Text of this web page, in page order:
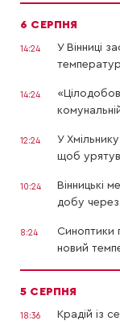
6 СЕРПНЯ
14:24
У Вінниці
14:24
12:24
У
щоб
10:24
Вінницькі
добу через
8:24
Синоптики
новий
5 СЕРПНЯ
18:36
Крадій із